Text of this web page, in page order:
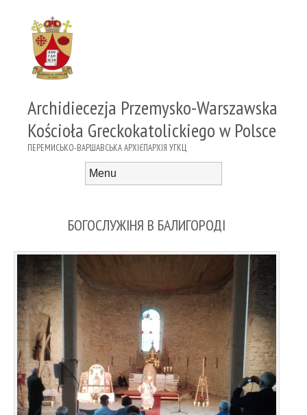
Archidiecezja Przemysko-Warszawska
Kościoła Greckokatolickiego w Polsce
ПЕРЕМИСЬКО-ВАРШАВСЬКА АРХІЄПАРХІЯ УГКЦ
БОГОСЛУЖІНЯ В БАЛИГОРОДІ